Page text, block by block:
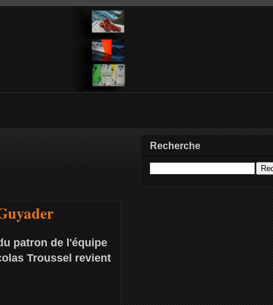
patron de l'équipe
Troussel revient
Recherche